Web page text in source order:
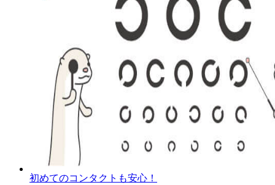
初めてのコンタクトも安心！